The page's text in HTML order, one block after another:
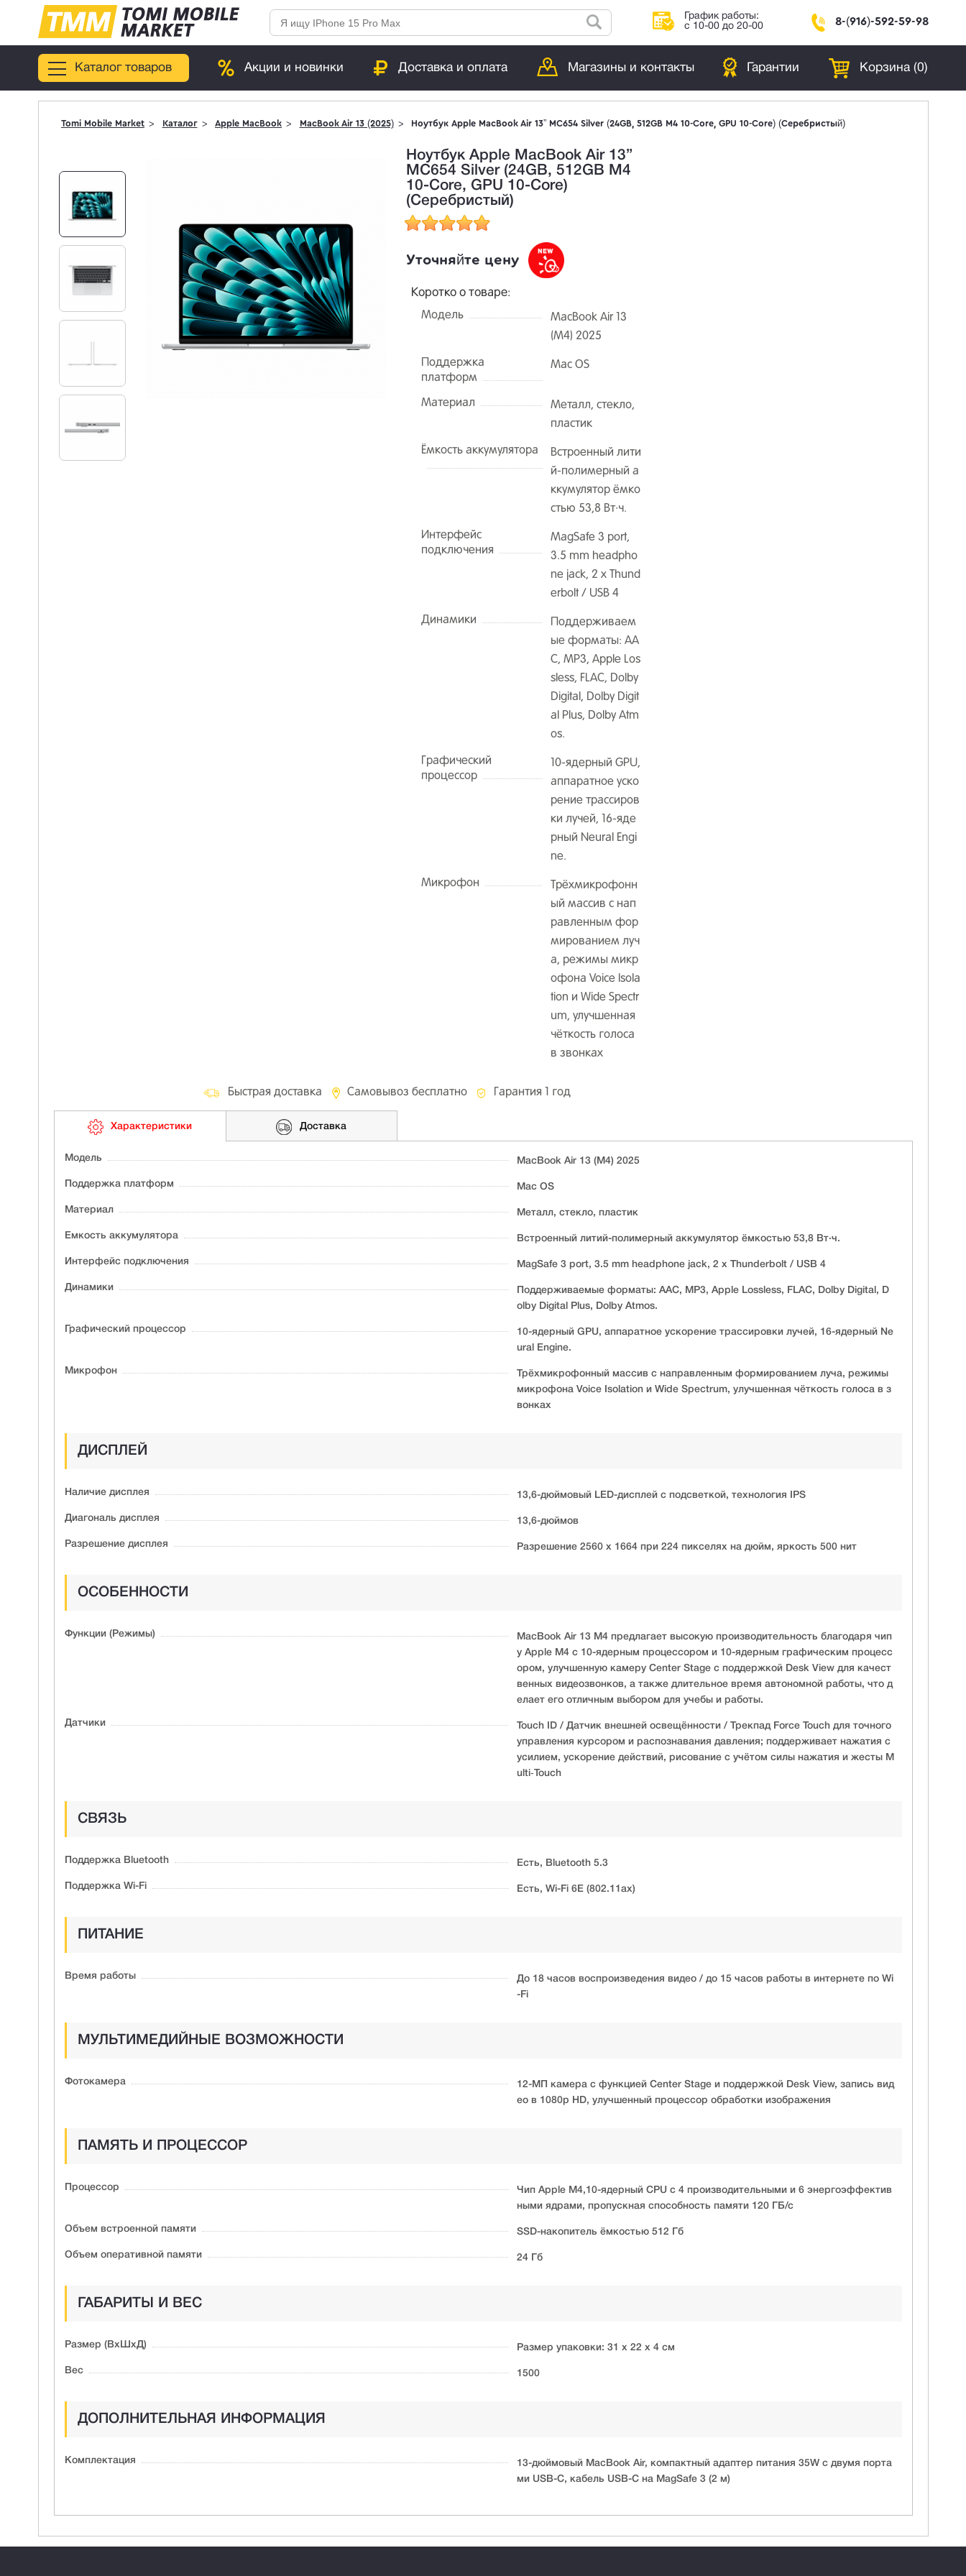
График работы:
с 10-00 до 20-00
8-(916)-592-59-98
Каталог товаров Акции и новинки Доставка и оплата Магазины и контакты Гарантии Корзина (0)
Tomi Mobile Market Каталог Apple MacBook MacBook Air 13 (2025) Ноутбук Apple MacBook Air 13” MC654 Silver (24GB, 512GB M4 10-Core, GPU 10-Core) (Серебристый)
Ноутбук Apple MacBook Air 13”
MC654 Silver (24GB, 512GB M4
10-Core, GPU 10-Core)
(Серебристый)
Уточняйте цену
Коротко о товаре:
Модель
MacBook Air 13
(M4) 2025
Поддержка
платформ
Mac OS
Материал
Металл, стекло,
пластик
Ёмкость аккумулятора
Встроенный лити
й-полимерный а
ккумулятор ёмко
стью 53,8 Вт·ч.
Интерфейс
подключения
MagSafe 3 port,
3.5 mm headpho
ne jack, 2 х Thund
erbolt / USB 4
Динамики
Поддерживаем
ые форматы: AA
C, MP3, Apple Los
sless, FLAC, Dolby
Digital, Dolby Digit
al Plus, Dolby Atm
os.
Графический
процессор
10-ядерный GPU,
аппаратное уско
рение трассиров
ки лучей, 16-яде
рный Neural Engi
ne.
Микрофон
Трёхмикрофонн
ый массив с нап
равленным фор
мированием луч
а, режимы микр
офона Voice Isola
tion и Wide Spectr
um, улучшенная
чёткость голоса
в звонках
Быстрая доставка Самовывоз бесплатно Гарантия 1 год
Характеристики Доставка
Модель MacBook Air 13 (M4) 2025
Поддержка платформ Mac OS
Материал Металл, стекло, пластик
Ёмкость аккумулятора Встроенный литий-полимерный аккумулятор ёмкостью 53,8 Вт·ч.
Интерфейс подключения MagSafe 3 port, 3.5 mm headphone jack, 2 х Thunderbolt / USB 4
Динамики
Поддерживаемые форматы: AAC, MP3, Apple Lossless, FLAC, Dolby Digital, D
olby Digital Plus, Dolby Atmos.
Графический процессор
10-ядерный GPU, аппаратное ускорение трассировки лучей, 16-ядерный Ne
ural Engine.
Микрофон
Трёхмикрофонный массив с направленным формированием луча, режимы
микрофона Voice Isolation и Wide Spectrum, улучшенная чёткость голоса в з
вонках
ДИСПЛЕЙ
Наличие дисплея 13,6-дюймовый LED-дисплей с подсветкой, технология IPS
Диагональ дисплея 13,6-дюймов
Разрешение дисплея Разрешение 2560 x 1664 при 224 пикселях на дюйм, яркость 500 нит
ОСОБЕННОСТИ
Функции (Режимы)
​MacBook Air 13 M4 предлагает высокую производительность благодаря чип
у Apple M4 с 10-ядерным процессором и 10-ядерным графическим процесс
ором, улучшенную камеру Center Stage с поддержкой Desk View для качест
венных видеозвонков, а также длительное время автономной работы, что д
елает его отличным выбором для учебы и работы.
Датчики
Touch ID / Датчик внешней освещённости / Трекпад Force Touch для точного
управления курсором и распознавания давления; поддерживает нажатия с
усилием, ускорение действий, рисование с учётом силы нажатия и жесты M
ulti‑Touch
СВЯЗЬ
Поддержка Bluetooth Есть, Bluetooth 5.3
Поддержка Wi-Fi Есть, Wi-Fi 6E (802.11ax)
ПИТАНИЕ
Время работы
До 18 часов воспроизведения видео / до 15 часов работы в интернете по Wi
-Fi
МУЛЬТИМЕДИЙНЫЕ ВОЗМОЖНОСТИ
Фотокамера
12-МП камера с функцией Center Stage и поддержкой Desk View, запись вид
ео в 1080p HD, улучшенный процессор обработки изображения
ПАМЯТЬ И ПРОЦЕССОР
Процессор
Чип Apple M4,10-ядерный CPU с 4 производительными и 6 энергоэффектив
ными ядрами, пропускная способность памяти 120 ГБ/с
Объем встроенной памяти SSD-накопитель ёмкостью 512 Гб
Объем оперативной памяти 24 Гб
ГАБАРИТЫ И ВЕС
Размер (ВxШxД) Размер упаковки: 31 x 22 x 4 см
Вес 1500
ДОПОЛНИТЕЛЬНАЯ ИНФОРМАЦИЯ
Комплектация
13-дюймовый MacBook Air, компактный адаптер питания 35W с двумя порта
ми USB-C, кабель USB-C на MagSafe 3 (2 м)